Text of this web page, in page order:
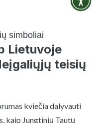
Lietuvoje
teisių
kviečia dalyvauti
kaip Jungtinių Tautų